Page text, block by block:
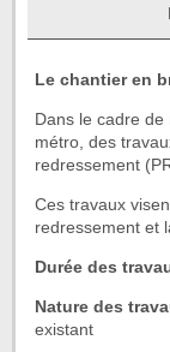
Debut
l'onglet
Le
projet
bref
Le chantier en
Dans le cadre
métro, des
redressement
Ces travaux
redressement et
Durée des
Nature des
existant